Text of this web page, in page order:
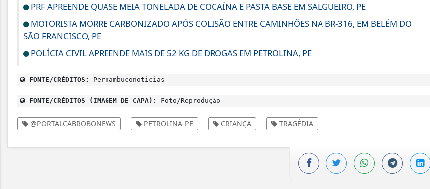
PRF APREENDE QUASE MEIA TONELADA DE COCAÍNA E PASTA BASE EM SALGUEIRO, PE
MOTORISTA MORRE CARBONIZADO APÓS COLISÃO ENTRE CAMINHÕES NA BR-316, EM BELÉM DO
SÃO FRANCISCO, PE
POLÍCIA CIVIL APREENDE MAIS DE 52 KG DE DROGAS EM PETROLINA, PE
FONTE/CRÉDITOS: Pernambuconoticias
FONTE/CRÉDITOS (IMAGEM DE CAPA): Foto/Reprodução
@PORTALCABROBONEWS PETROLINA-PE CRIANÇA TRAGÉDIA